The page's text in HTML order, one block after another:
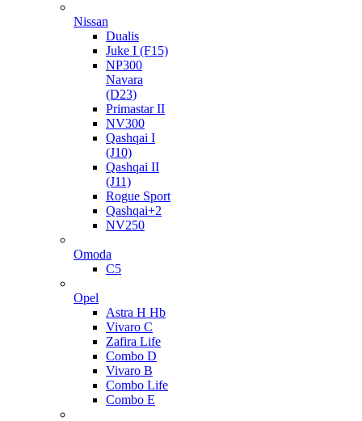
Nissan
Dualis
Juke I (F15)
NP300
Navara
(D23)
Primastar II
NV300
Qashqai I
(J10)
Qashqai II
(J11)
Rogue Sport
Qashqai+2
NV250
Omoda
C5
Opel
Astra H Hb
Vivaro C
Zafira Life
Combo D
Vivaro B
Combo Life
Combo E